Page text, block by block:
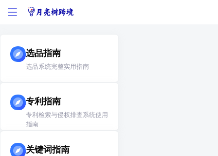
选品指南
选品系统完整实用指南
专利指南
专利检索与侵权排查系统使用
指南
关键词指南